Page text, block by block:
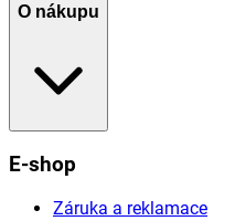
O nákupu
E-shop
Záruka a reklamace